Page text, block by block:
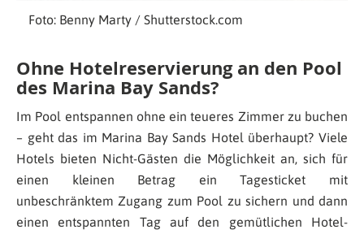
Foto: Benny Marty / Shutterstock.com
Ohne Hotelreservierung an den Pool
des Marina Bay Sands?
Im Pool entspannen ohne ein teueres Zimmer zu buchen
– geht das im Marina Bay Sands Hotel überhaupt? Viele
Hotels bieten Nicht-Gästen die Möglichkeit an, sich für
einen kleinen Betrag ein Tagesticket mit
unbeschränktem Zugang zum Pool zu sichern und dann
einen entspannten Tag auf den gemütlichen Hotel-